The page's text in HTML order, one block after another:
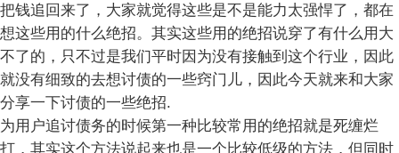
把钱追回来了，大家就觉得这些是不是能力太强悍了，都在
想这些用的什么绝招。其实这些用的绝招说穿了有什么用大
不了的，只不过是我们平时因为没有接触到这个行业，因此
就没有细致的去想讨债的一些窍门儿，因此今天就来和大家
分享一下讨债的一些绝招.
为用户追讨债务的时候第一种比较常用的绝招就是死缠烂
打，其实这个方法说起来也是一个比较低级的方法，但同时